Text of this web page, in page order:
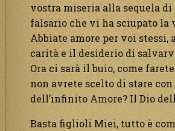
vostra miseria alla sequela di
falsario che vi ha sciupato la
Abbiate amore per voi stessi,
carità e il desiderio di
Ora ci sarà il buio, come
non avrete scelto di stare con
dell’infinito Amore? Il Dio
Basta figlioli Miei, tutto è